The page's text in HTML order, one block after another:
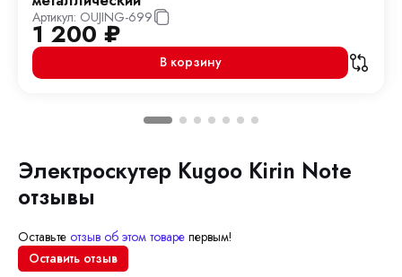
Артикул: OUJING-699
1 200₽
В корзину
Электроскутер Kugoo Kirin Note
отзывы
Оставьте отзыв об этом товаре первым!
Оставить отзыв